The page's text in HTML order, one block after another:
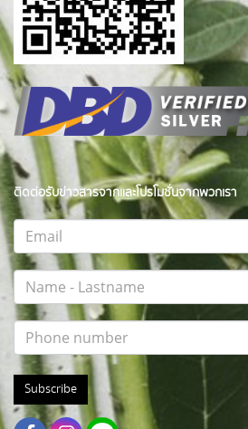
ติดต่อรับข่าวสารจากและโปรโมชั่นจากพวกเรา
Subscribe